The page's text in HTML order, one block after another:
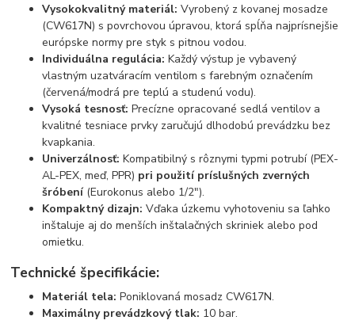
Vysokokvalitný materiál: Vyrobený z kovanej mosadze
(CW617N) s povrchovou úpravou, ktorá spĺňa najprísnejšie
európske normy pre styk s pitnou vodou.
Individuálna regulácia: Každý výstup je vybavený
vlastným uzatváracím ventilom s farebným označením
(červená/modrá pre teplú a studenú vodu).
Vysoká tesnosť: Precízne opracované sedlá ventilov a
kvalitné tesniace prvky zaručujú dlhodobú prevádzku bez
kvapkania.
Univerzálnosť: Kompatibilný s rôznymi typmi potrubí (PEX-
AL-PEX, meď, PPR) pri použití príslušných zverných
šróbení(Eurokonus alebo 1/2").
Kompaktný dizajn: Vďaka úzkemu vyhotoveniu sa ľahko
inštaluje aj do menších inštalačných skriniek alebo pod
omietku.
Technické špecifikácie:
Materiál tela: Poniklovaná mosadz CW617N.
Maximálny prevádzkový tlak: 10 bar.